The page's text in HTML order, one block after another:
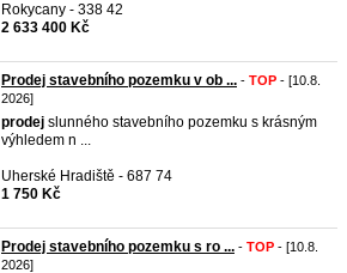
Rokycany - 338 42
2 633 400 Kč
Prodej stavebního pozemku v ob ... - TOP - [10.8.
2026]
prodej slunného stavebního pozemku s krásným
výhledem n ...
Uherské Hradiště - 687 74
1 750 Kč
Prodej stavebního pozemku s ro ... - TOP - [10.8.
2026]